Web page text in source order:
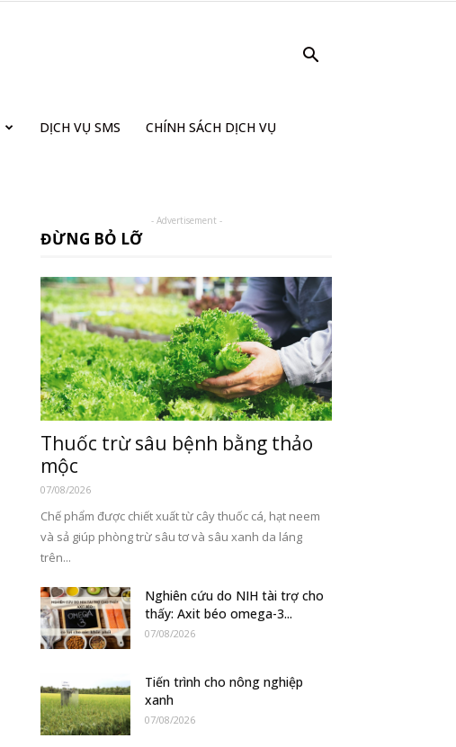
DỊCH VỤ SMS CHÍNH SÁCH DỊCH VỤ
- Advertisement -
ĐỪNG BỎ LỠ
Thuốc trừ sâu bệnh bằng thảo
mộc
07/08/2026
Chế phẩm được chiết xuất từ cây thuốc cá, hạt neem
và sả giúp phòng trừ sâu tơ và sâu xanh da láng
trên...
Nghiên cứu do NIH tài trợ cho
thấy: Axit béo omega-3...
07/08/2026
Tiến trình cho nông nghiệp
xanh
07/08/2026